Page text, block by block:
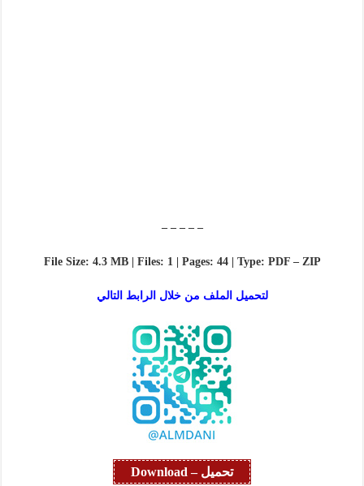
– – – – –
File Size: 4.3 MB | Files: 1 | Pages: 44 | Type: PDF – ZIP
لتحميل الملف من خلال الرابط التالي
تحميل – Download